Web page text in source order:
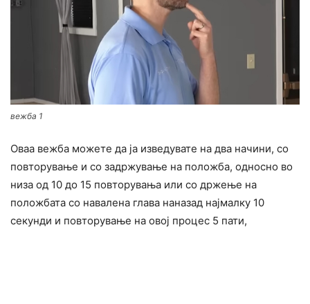
вежба 1
Оваа вежба можете да ја изведувате на два начини, со
повторување и со задржување на положба, односно во
низа од 10 до 15 повторувања или со држење на
положбата со навалена глава наназад најмалку 10
секунди и повторување на овој процес 5 пати,